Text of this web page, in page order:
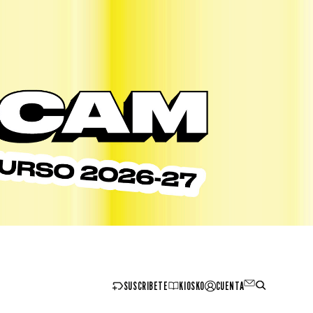
SUSCRIBETE KIOSKO CUENTA